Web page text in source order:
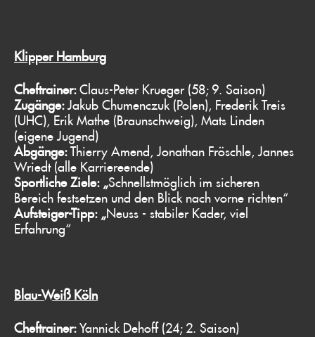
Klipper Hamburg
Cheftrainer:Claus-Peter Krueger (58; 9. Saison)
Zugänge:Jakub Chumenczuk (Polen), Frederik Treis
(UHC), Erik Mathe (Braunschweig), Mats Linden
(eigene Jugend)
Abgänge:Thierry Amend, Jonathan Fröschle, Jannes
Wriedt (alle Karriereende)
Sportliche Ziele: „Schnellstmöglich im sicheren
Bereich festsetzen und den Blick nach vorne richten“
Aufsteiger-Tipp: „Neuss - stabiler Kader, viel
Erfahrung“
Blau-Weiß Köln
Cheftrainer:Yannick Dehoff (24; 2. Saison)